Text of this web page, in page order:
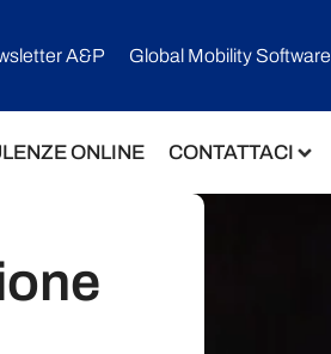
A&P Global Mobility Software​
ONLINE CONTATTACI